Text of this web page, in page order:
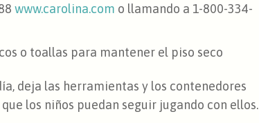
www.carolina.com o llamando a 1-800-334-
o toallas para mantener el piso seco
deja las herramientas y los contenedores
los niños puedan seguir jugando con ellos.